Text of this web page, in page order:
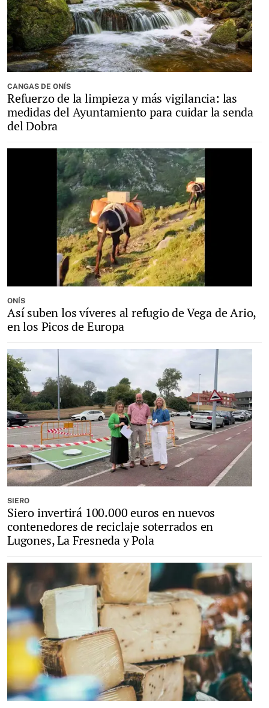
CANGAS DE ONÍS
Refuerzo de la limpieza y más vigilancia: las
medidas del Ayuntamiento para cuidar la senda
del Dobra
ONÍS
Así suben los víveres al refugio de Vega de Ario,
en los Picos de Europa
SIERO
Siero invertirá 100.000 euros en nuevos
contenedores de reciclaje soterrados en
Lugones, La Fresneda y Pola